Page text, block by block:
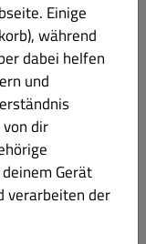
Einige
während
dabei helfen
und
dir
Gerät
verarbeiten der